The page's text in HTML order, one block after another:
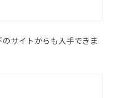
サイトからも入手できま